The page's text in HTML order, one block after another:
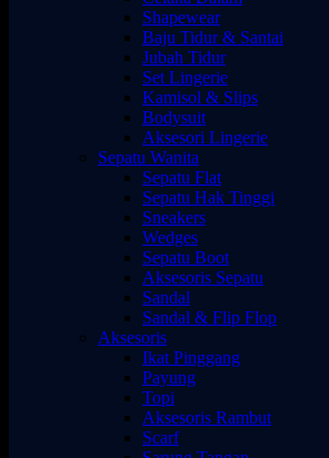
Shapewear
Baju Tidur & Santai
Jubah Tidur
Set Lingerie
Kamisol & Slips
Bodysuit
Aksesori Lingerie
Sepatu Wanita
Sepatu Flat
Sepatu Hak Tinggi
Sneakers
Wedges
Sepatu Boot
Aksesoris Sepatu
Sandal
Sandal & Flip Flop
Aksesoris
Ikat Pinggang
Payung
Topi
Aksesoris Rambut
Scarf